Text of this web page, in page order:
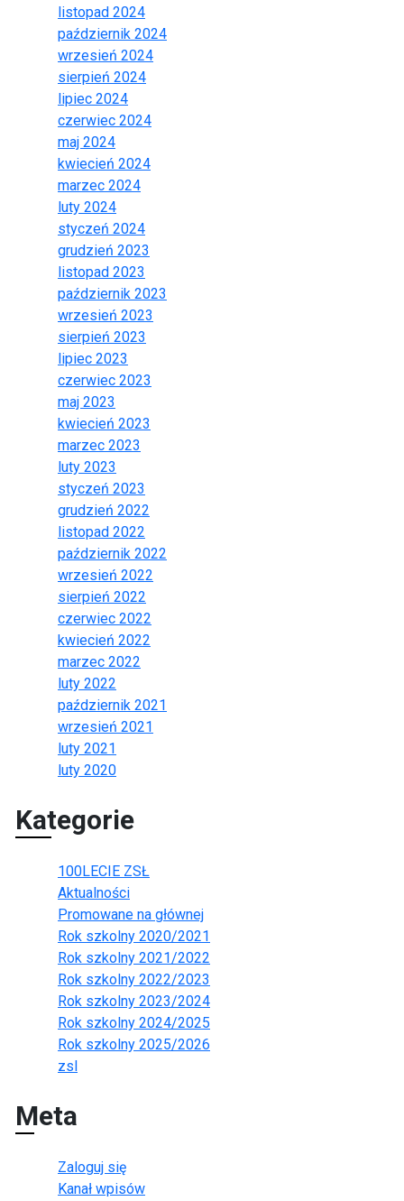
listopad 2024
październik 2024
wrzesień 2024
sierpień 2024
lipiec 2024
czerwiec 2024
maj 2024
kwiecień 2024
marzec 2024
luty 2024
styczeń 2024
grudzień 2023
listopad 2023
październik 2023
wrzesień 2023
sierpień 2023
lipiec 2023
czerwiec 2023
maj 2023
kwiecień 2023
marzec 2023
luty 2023
styczeń 2023
grudzień 2022
listopad 2022
październik 2022
wrzesień 2022
sierpień 2022
czerwiec 2022
kwiecień 2022
marzec 2022
luty 2022
październik 2021
wrzesień 2021
luty 2021
luty 2020
Kategorie
100LECIE ZSŁ
Aktualności
Promowane na głównej
Rok szkolny 2020/2021
Rok szkolny 2021/2022
Rok szkolny 2022/2023
Rok szkolny 2023/2024
Rok szkolny 2024/2025
Rok szkolny 2025/2026
zsl
Meta
Zaloguj się
Kanał wpisów